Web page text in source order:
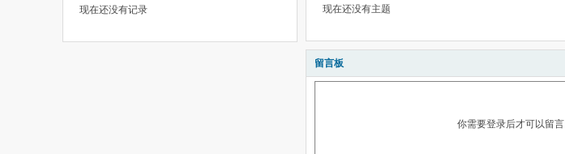
现在还没有记录 现在还没有主题
留言板
你需要登录后才可以留言